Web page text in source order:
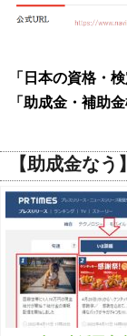
「日本の資格・
「助成金・補助
【助成金な